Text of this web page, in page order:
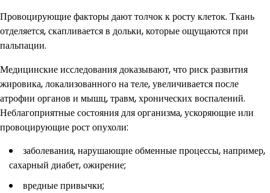
Провоцирующие факторы дают толчок к росту клеток. Ткань
отделяется, скапливается в дольки, которые ощущаются при
пальпации.
Медицинские исследования доказывают, что риск развития
жировика, локализованного на теле, увеличивается после
атрофии органов и мышц, травм, хронических воспалений.
Неблагоприятные состояния для организма, ускоряющие или
провоцирующие рост опухоли:
заболевания, нарушающие обменные процессы, например,
сахарный диабет, ожирение;
вредные привычки;